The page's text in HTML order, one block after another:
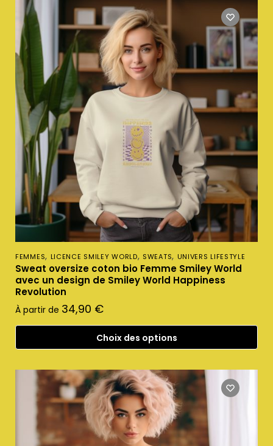
FEMMES, LICENCE SMILEY WORLD, SWEATS, UNIVERS LIFESTYLE
Sweat oversize coton bio Femme Smiley World
avec un design de Smiley World Happiness
Revolution
À partir de 34,90 €
Choix des options